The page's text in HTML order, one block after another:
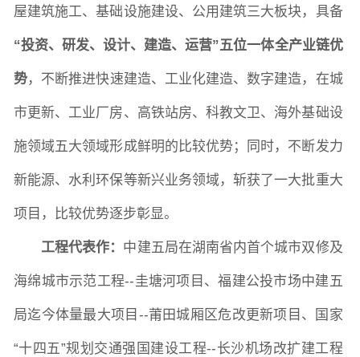
科研概况 学术动态 科研平台 科研办事流程
学生活动 创业就业 奖助学金
常用办公电话 办事流程 材料下载
屋建筑施工、基础设施建设、公用建筑三大板块，具备
“投资、研发、设计、建造、运营”五位一体全产业链优
势，不断推进快速建造、工业化建造、数字建造，在城
市更新、工业厂房、高铁站房、科教文卫、海外基础设
施领域五大领域形成鲜明的比较优势；同时，不断发力
新能源、水利环保等新兴业务领域，斩获了一大批重大
项目，比较优势逐步彰显。
工程代表作： 中建五局在湖南省内首个城市双修及
海绵城市示范工程--圭塘河项目、福建公投市场中建五
局迄今体量最大项目--莆田城厢区危改更新项目、国家
“十四五”规划交通强国建设工程--长沙机场改扩建工程